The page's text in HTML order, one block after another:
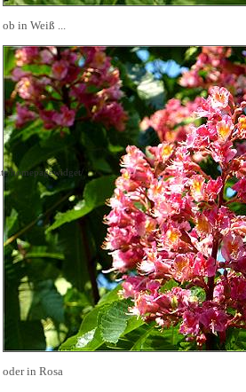
homepagewidget/
ob in Weiß ...
oder in Rosa